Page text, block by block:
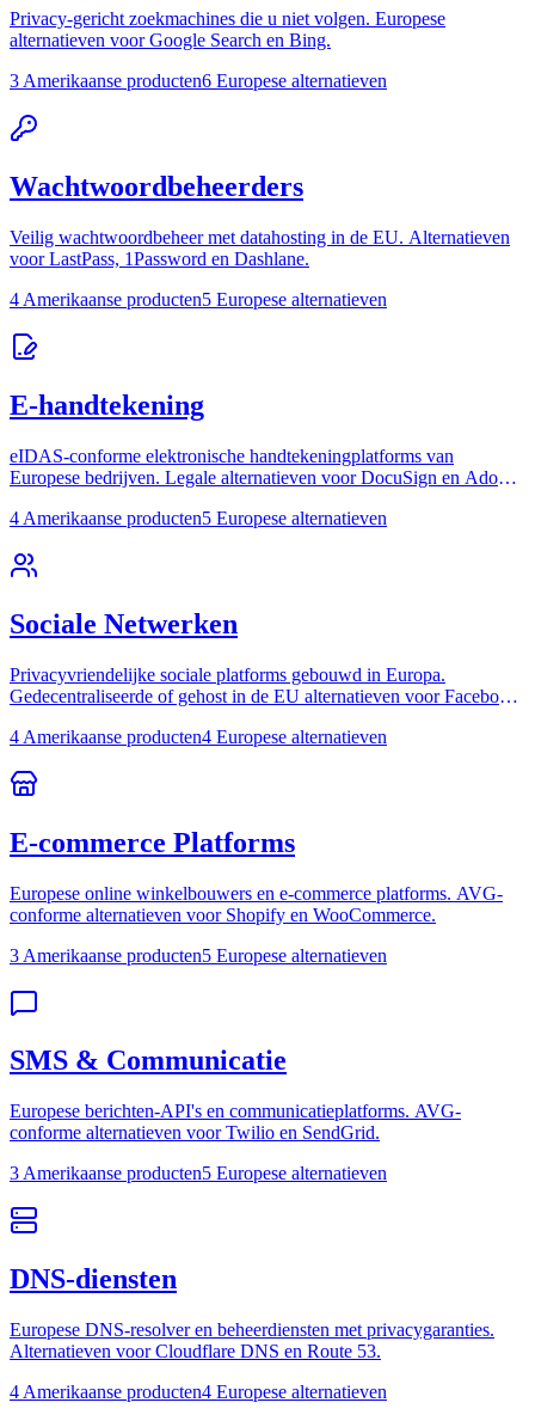
Privacy-gericht zoekmachines die u niet volgen. Europese
alternatieven voor Google Search en Bing.
3 Amerikaanse producten6 Europese alternatieven
Wachtwoordbeheerders
Veilig wachtwoordbeheer met datahosting in de EU. Alternatieven
voor LastPass, 1Password en Dashlane.
4 Amerikaanse producten5 Europese alternatieven
E-handtekening
eIDAS-conforme elektronische handtekeningplatforms van
Europese bedrijven. Legale alternatieven voor DocuSign en Adobe
4 Amerikaanse producten5 Europese alternatieven
Sociale Netwerken
Privacyvriendelijke sociale platforms gebouwd in Europa.
Gedecentraliseerde of gehost in de EU alternatieven voor Facebook
4 Amerikaanse producten4 Europese alternatieven
E-commerce Platforms
Europese online winkelbouwers en e-commerce platforms. AVG-
conforme alternatieven voor Shopify en WooCommerce.
3 Amerikaanse producten5 Europese alternatieven
SMS & Communicatie
Europese berichten-API's en communicatieplatforms. AVG-
conforme alternatieven voor Twilio en SendGrid.
3 Amerikaanse producten5 Europese alternatieven
DNS-diensten
Europese DNS-resolver en beheerdiensten met privacygaranties.
Alternatieven voor Cloudflare DNS en Route 53.
4 Amerikaanse producten4 Europese alternatieven